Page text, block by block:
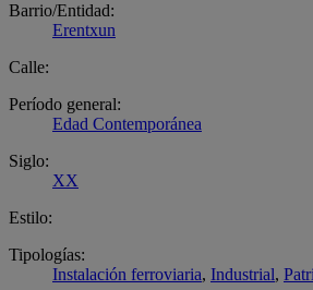
Barrio/Entidad:
Erentxun
Calle:
Período general:
Edad Contemporánea
Siglo:
XX
Estilo:
Tipologías:
Instalación ferroviaria, Industrial,